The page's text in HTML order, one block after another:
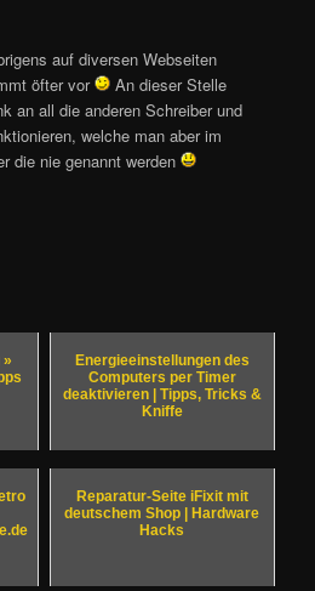
auf diversen Webseiten
öfter vor
An dieser Stelle
an all die anderen Schreiber und
welche man aber im
die nie genannt werden
»
Energieeinstellungen des
Computers per Timer
deaktivieren | Tipps, Tricks &
Kniffe
Reparatur-Seite iFixit mit
deutschem Shop | Hardware
Hacks